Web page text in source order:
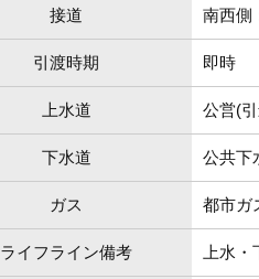
接道 南西側
引渡時期 即時
上水道 公営(
下水道 公共下
ガス 都市ガ
ライフライン備考 上水・